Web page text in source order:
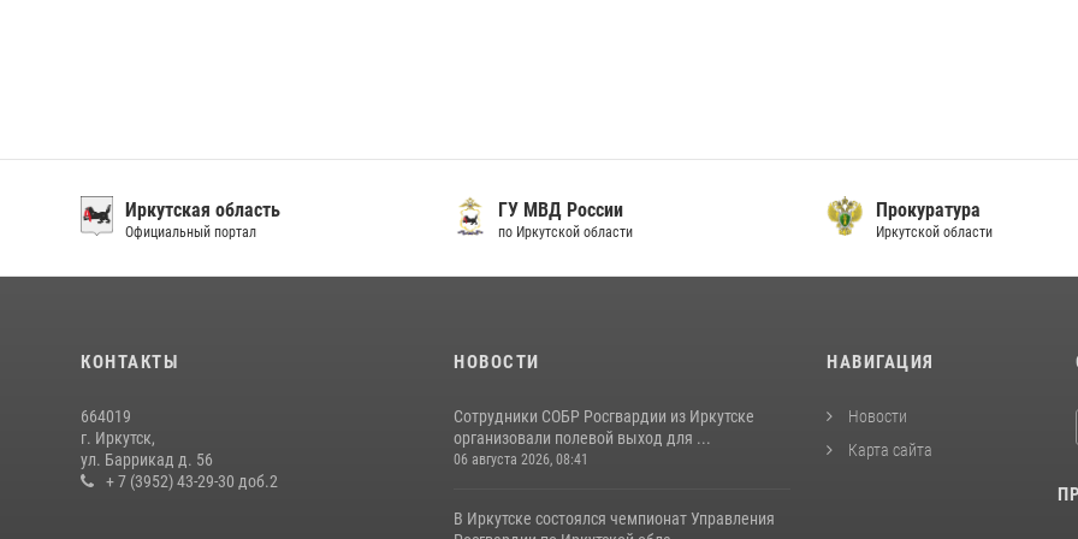
Иркутская область
Официальный портал
ГУ МВД России
по Иркутской области
Прокуратура
Иркутской области
КОНТАКТЫ
664019
г. Иркутск,
ул. Баррикад д. 56
+ 7 (3952) 43-29-30 доб.2
НОВОСТИ
Сотрудники СОБР Росгвардии из Иркутске
организовали полевой выход для ...
06 августа 2026, 08:41
В Иркутске состоялся чемпионат Управления
НАВИГАЦИЯ
Новости
Карта сайта